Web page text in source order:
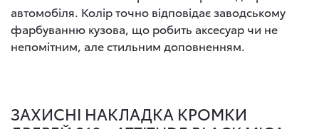
автомобіля. Колір точно відповідає заводському
фарбуванню кузова, що робить аксесуар чи не
непомітним, але стильним доповненням.
ЗАХИСНІ НАКЛАДКА КРОМКИ